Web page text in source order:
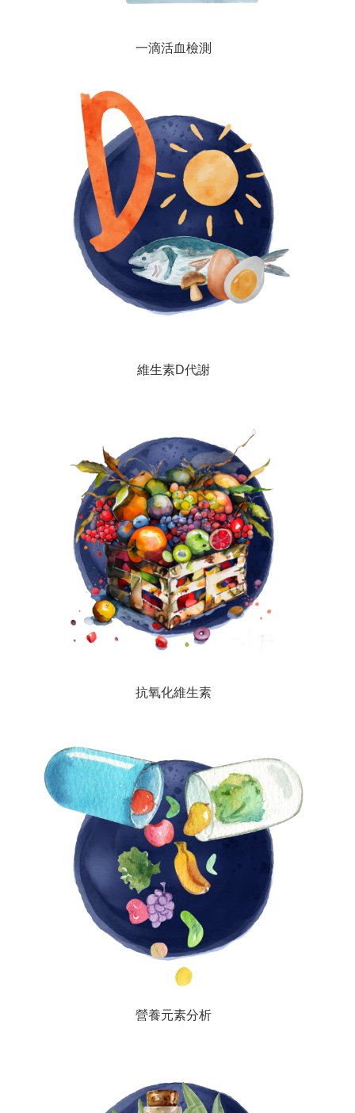
一滴活血檢測
維生素D代謝
抗氧化維生素
營養元素分析